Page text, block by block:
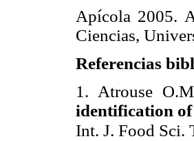
Apícola 2005.
Ciencias,
Referencias
1. Atrouse
identification
Int. J. Food Sci.